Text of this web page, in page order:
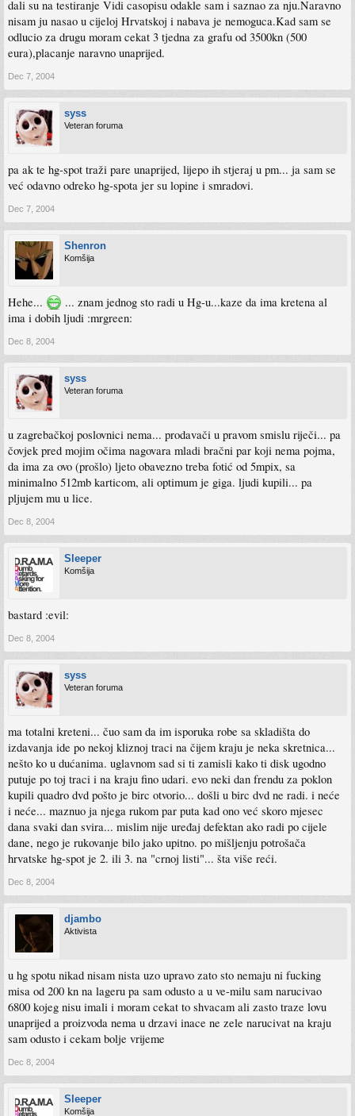
dali su na testiranje Vidi casopisu odakle sam i saznao za nju.Naravno
nisam ju nasao u cijeloj Hrvatskoj i nabava je nemoguca.Kad sam se
odlucio za drugu moram cekat 3 tjedna za grafu od 3500kn (500
eura),placanje naravno unaprijed.
Dec 7, 2004
syss
Veteran foruma
pa ak te hg-spot traži pare unaprijed, lijepo ih stjeraj u pm... ja sam se
već odavno odreko hg-spota jer su lopine i smradovi.
Dec 7, 2004
Shenron
Komšija
Hehe...
... znam jednog sto radi u Hg-u...kaze da ima kretena al
ima i dobih ljudi :mrgreen:
Dec 8, 2004
syss
Veteran foruma
u zagrebačkoj poslovnici nema... prodavači u pravom smislu riječi... pa
čovjek pred mojim očima nagovara mladi bračni par koji nema pojma,
da ima za ovo (prošlo) ljeto obavezno treba fotić od 5mpix, sa
minimalno 512mb karticom, ali optimum je giga. ljudi kupili... pa
pljujem mu u lice.
Dec 8, 2004
Sleeper
Komšija
bastard :evil:
Dec 8, 2004
syss
Veteran foruma
ma totalni kreteni... čuo sam da im isporuka robe sa skladišta do
izdavanja ide po nekoj kliznoj traci na čijem kraju je neka skretnica...
nešto ko u dućanima. uglavnom sad si ti zamisli kako ti disk ugodno
putuje po toj traci i na kraju fino udari. evo neki dan frendu za poklon
kupili quadro dvd pošto je birc otvorio... došli u birc dvd ne radi. i neće
i neće... maznuo ja njega rukom par puta kad ono već skoro mjesec
dana svaki dan svira... mislim nije uređaj defektan ako radi po cijele
dane, nego je rukovanje bilo jako upitno. po mišljenju potrošača
hrvatske hg-spot je 2. ili 3. na "crnoj listi"... šta više reći.
Dec 8, 2004
djambo
Aktivista
u hg spotu nikad nisam nista uzo upravo zato sto nemaju ni fucking
misa od 200 kn na lageru pa sam odusto a u ve-milu sam narucivao
6800 kojeg nisu imali i moram cekat to shvacam ali zasto traze lovu
unaprijed a proizvoda nema u drzavi inace ne zele narucivat na kraju
sam odusto i cekam bolje vrijeme
Dec 8, 2004
Sleeper
Komšija